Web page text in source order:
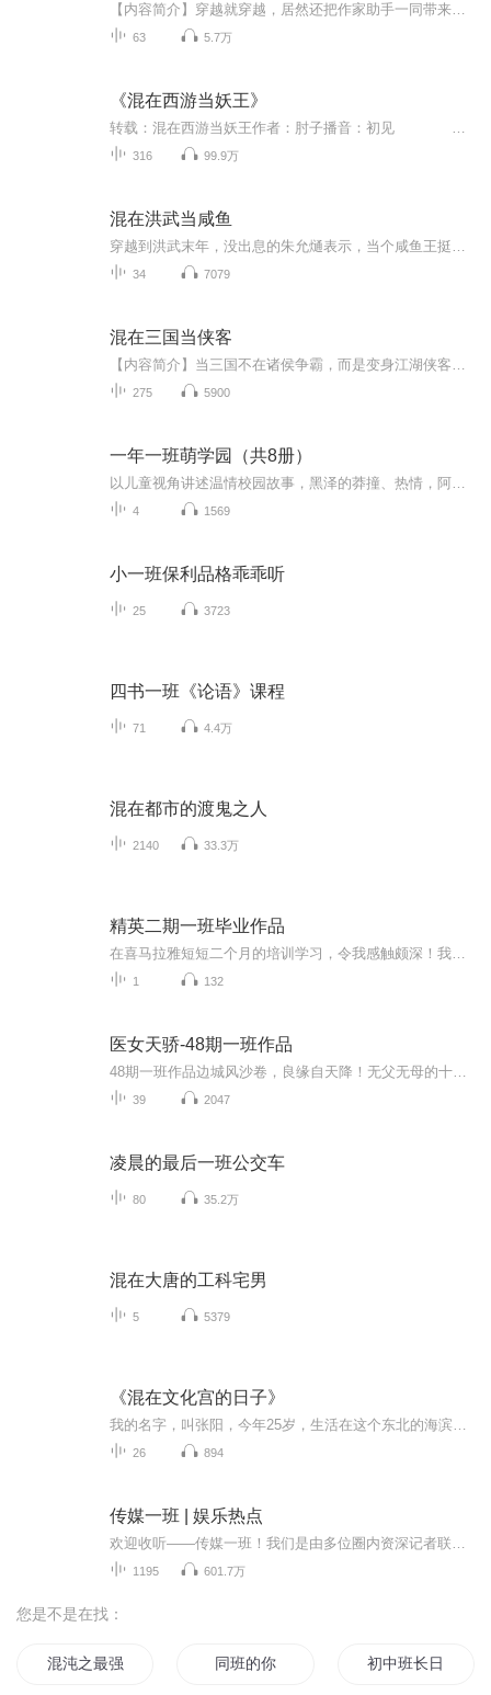
63 5.7万
《混在西游当妖王》
316 99.9万
混在洪武当咸鱼
34 7079
混在三国当侠客
275 5900
一年一班萌学园（共8册）
4 1569
小一班保利品格乖乖听
25 3723
四书一班《论语》课程
71 4.4万
混在都市的渡鬼之人
2140 33.3万
精英二期一班毕业作品
1 132
医女天骄-48期一班作品
39 2047
凌晨的最后一班公交车
80 35.2万
混在大唐的工科宅男
5 5379
《混在文化宫的日子》
26 894
传媒一班 | 娱乐热点
1195 601.7万
您是不是在找：
混沌之最强班级 同班的你 初中班长日记